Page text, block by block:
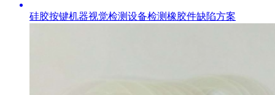
硅胶按键机器视觉检测设备检测橡胶件缺陷方案